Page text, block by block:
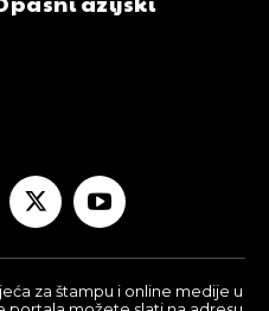
za štampu i online medije u